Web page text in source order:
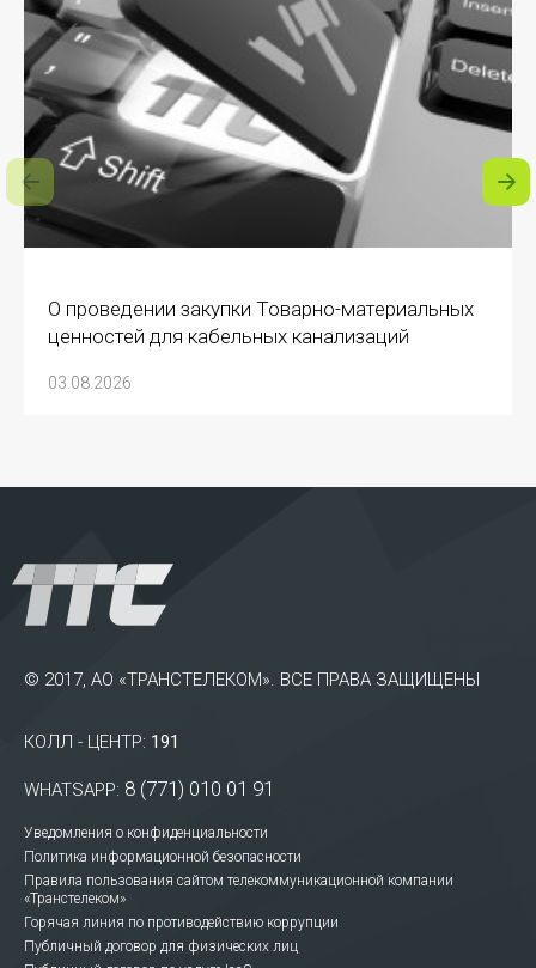
О проведении закупки Товарно-материальных
ценностей для кабельных канализаций
03.08.2026
© 2017, АО «ТРАНСТЕЛЕКОМ». ВСЕ ПРАВА ЗАЩИЩЕНЫ
КОЛЛ - ЦЕНТР: 191
WHATSAPP: 8 (771) 010 01 91
Уведомления о конфиденциальности
Политика информационной безопасности
Правила пользования сайтом телекоммуникационной компании
«Транстелеком»
Горячая линия по противодействию коррупции
Публичный договор для физических лиц